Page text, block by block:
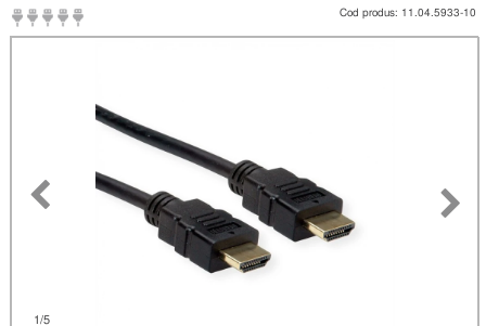
1/5
(
Cod produs: 11.04.5933-10